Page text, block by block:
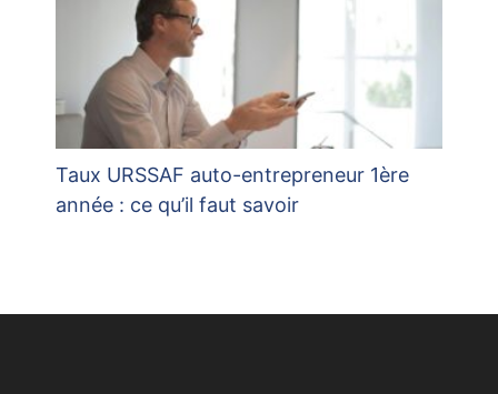
Taux URSSAF auto-entrepreneur 1ère
année : ce qu’il faut savoir